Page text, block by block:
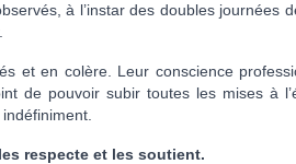
à l’instar des doubles journées
et en colère. Leur conscience
de pouvoir subir toutes les mises à
respecte et les soutient.